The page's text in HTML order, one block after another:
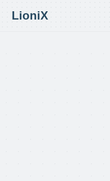
LioniX